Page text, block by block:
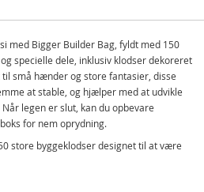
med Bigger Builder Bag, fyldt med 150
specielle dele, inklusiv klodser dekoreret
små hænder og store fantasier, disse
at stable, og hjælper med at udvikle
legen er slut, kan du opbevare
for nem oprydning.
store byggeklodser designet til at være
3 bladklodser, 2 tagklodser og 4 store